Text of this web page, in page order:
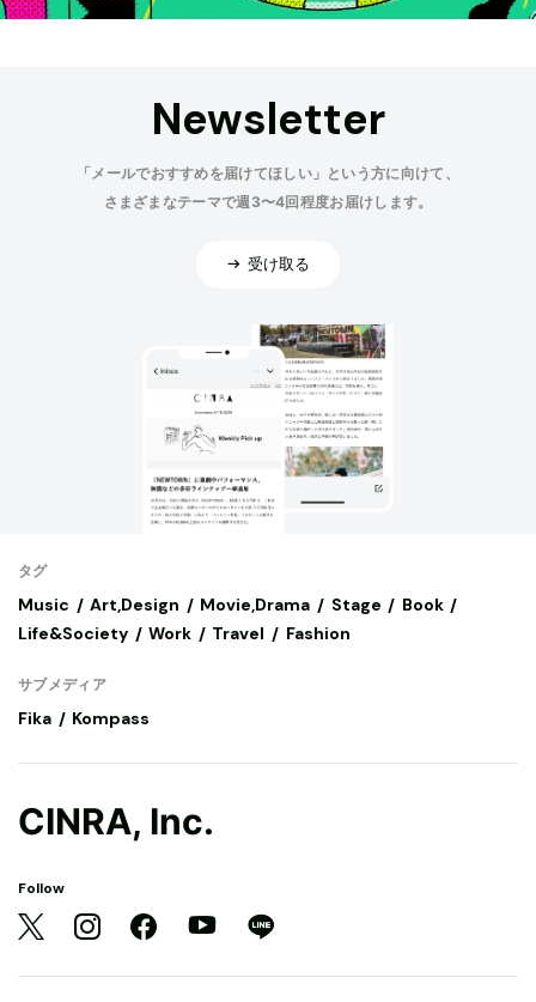
Newsletter
「メールでおすすめを届けてほしい」という方に向けて、
さまざまなテーマで週3〜4回程度お届けします。
受け取る
タグ
Music Art,Design Movie,Drama Stage
Book
Life&Society
Work Travel Fashion
サブメディア
Fika Kompass
CINRA, Inc.
Follow